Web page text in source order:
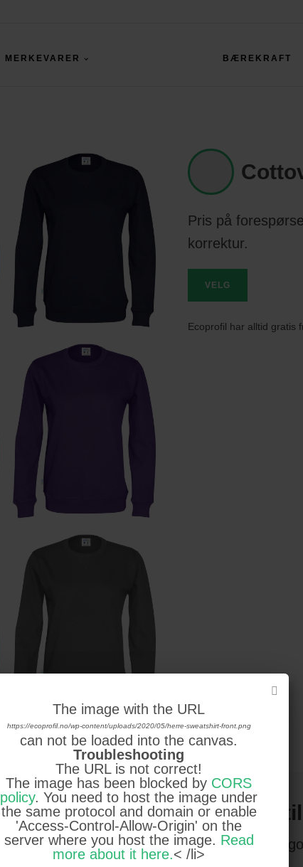
MERKEVARER BÆREKRAFT
Pris på
korrektur.
VELG
Ecoprofil har alltid gratis
Legg
Legg til
The image with the URL
https://ecoprofil.no/wp-content/uploads/2020/05/herre-sweatshirt-front.png
can not be loaded into the canvas.
Troubleshooting
The URL is not correct!
The image has been blocked by CORS
policy. You need to host the image under
the same protocol and domain or enable
'Access-Control-Allow-Origin' on the
server where you host the image. Read
more about it here.< /li>
The image with the URL
https://ecoprofil.no/wp-content/uploads/2020/05/herre-sweatshirt-front.png
can not be loaded into the canvas.
Troubleshooting
The URL is not correct!
The image has been blocked by CORS
policy. You need to host the image under
the same protocol and domain or enable
'Access-Control-Allow-Origin' on the
server where you host the image. Read
more about it here.< /li>